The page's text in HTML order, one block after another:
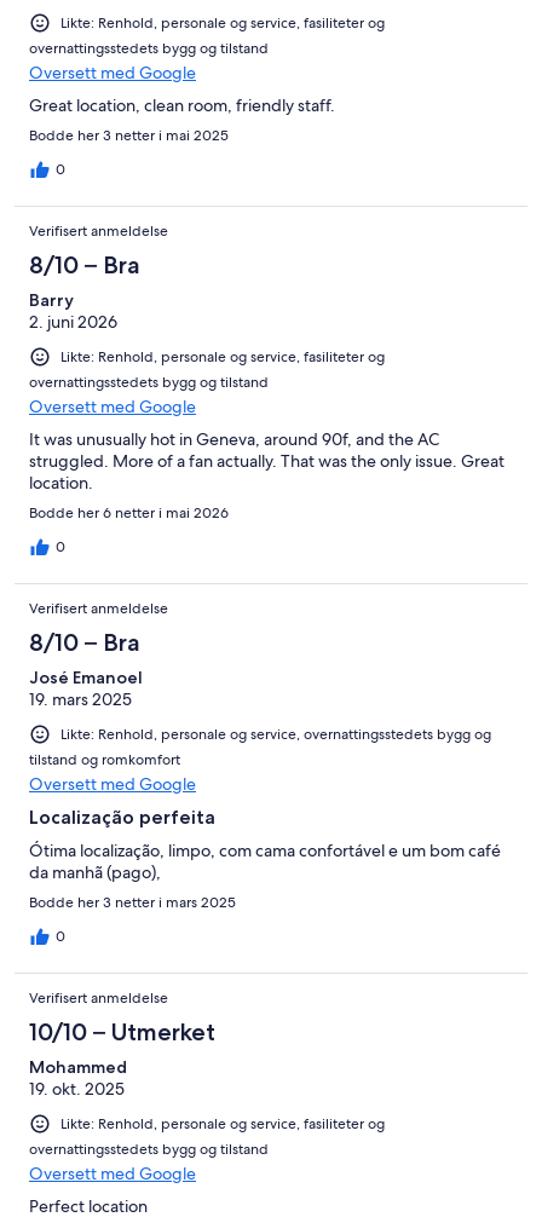
Likte: Renhold, personale og service, fasiliteter og
overnattingsstedets bygg og tilstand
Oversett med Google
Great location, clean room, friendly staff.
Bodde her 3 netter i mai 2025
0
Verifisert anmeldelse
8/10 – Bra
Barry
2. juni 2026
Likte: Renhold, personale og service, fasiliteter og
overnattingsstedets bygg og tilstand
Oversett med Google
It was unusually hot in Geneva, around 90f, and the AC
struggled. More of a fan actually. That was the only issue. Great
location.
Bodde her 6 netter i mai 2026
0
Verifisert anmeldelse
8/10 – Bra
José Emanoel
19. mars 2025
Likte: Renhold, personale og service, overnattingsstedets bygg og
tilstand og romkomfort
Oversett med Google
Localização perfeita
Ótima localização, limpo, com cama confortável e um bom café
da manhã (pago),
Bodde her 3 netter i mars 2025
0
Verifisert anmeldelse
10/10 – Utmerket
Mohammed
19. okt. 2025
Likte: Renhold, personale og service, fasiliteter og
overnattingsstedets bygg og tilstand
Oversett med Google
Perfect location